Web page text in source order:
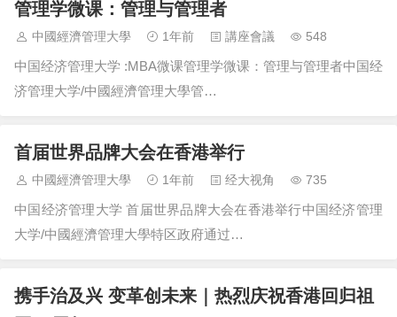
管理学微课：管理与管理者
中國經濟管理大學 1年前 講座會議 548
中国经济管理大学 :MBA微课管理学微课：管理与管理者中国经
济管理大学/中國經濟管理大學管…
首届世界品牌大会在香港举行
中國經濟管理大學 1年前 经大视角 735
中国经济管理大学 首届世界品牌大会在香港举行中国经济管理
大学/中國經濟管理大學特区政府通过…
携手治及兴 变革创未来｜热烈庆祝香港回归祖